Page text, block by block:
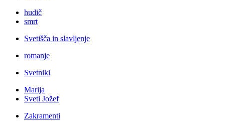
hudič
smrt
Svetišča in slavljenje
romanje
Svetniki
Marija
Sveti Jožef
Zakramenti